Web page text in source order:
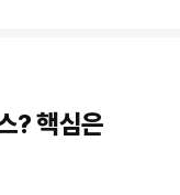
? 핵심은